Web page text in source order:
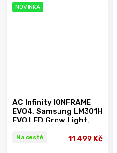
NOVINKA
AC Infinity IONFRAME
EVO4, Samsung LM301H
EVO LED Grow Light,
Na cestě 11 499 Kč